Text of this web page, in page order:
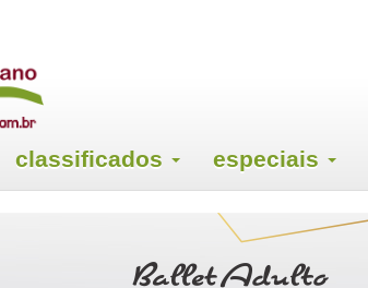
classificados especiais